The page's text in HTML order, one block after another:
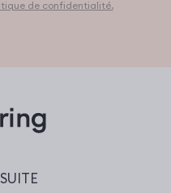
de confidentialité.